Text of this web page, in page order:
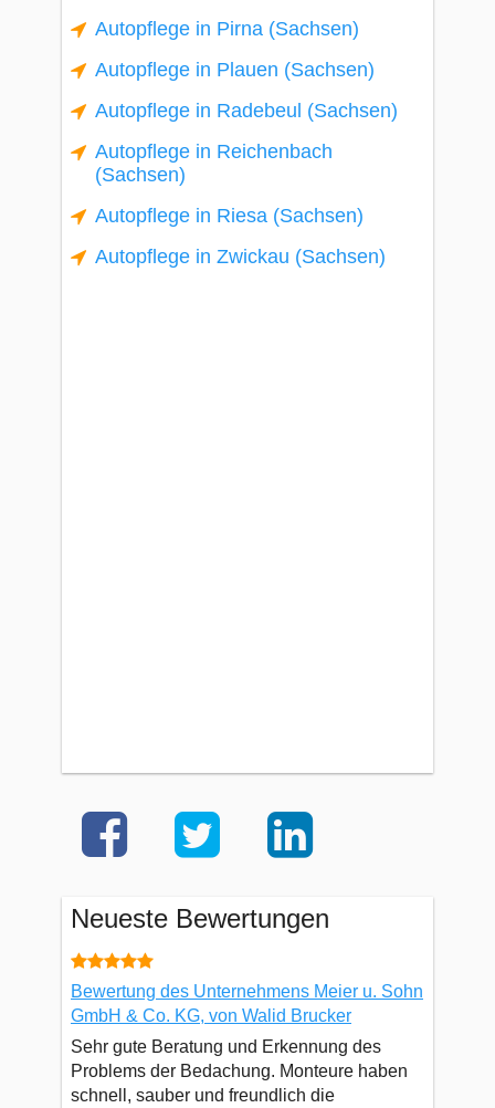
Autopflege in Pirna (Sachsen)
Autopflege in Plauen (Sachsen)
Autopflege in Radebeul (Sachsen)
Autopflege in Reichenbach
(Sachsen)
Autopflege in Riesa (Sachsen)
Autopflege in Zwickau (Sachsen)
Neueste Bewertungen
Bewertung des Unternehmens Meier u. Sohn
GmbH & Co. KG, von Walid Brucker
Sehr gute Beratung und Erkennung des
Problems der Bedachung. Monteure haben
schnell, sauber und freundlich die